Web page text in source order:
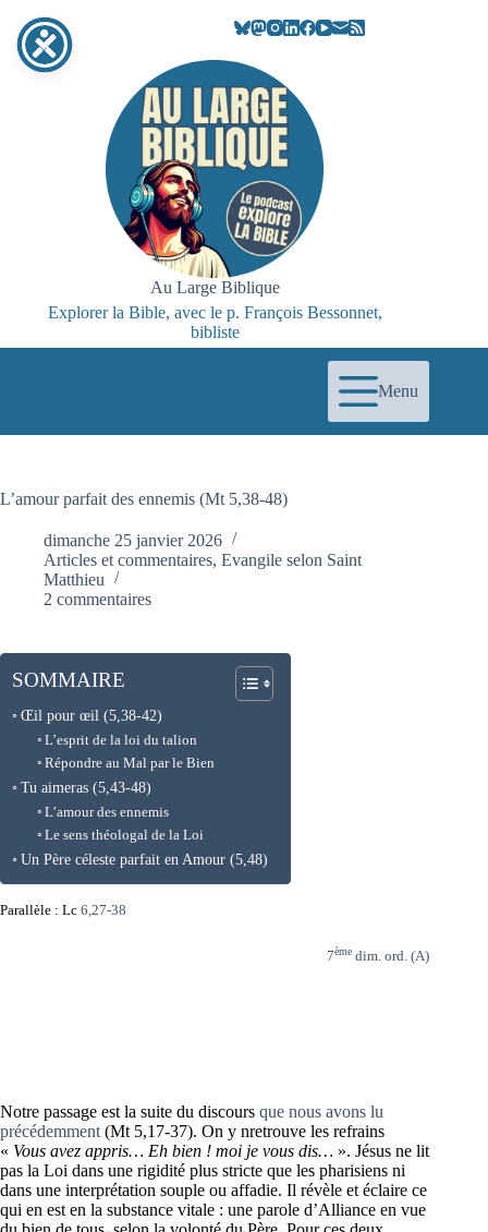
contenu
Au Large Biblique
Explorer la Bible, avec le p. François Bessonnet,
bibliste
Menu
L’amour parfait des ennemis (Mt 5,38-48)
dimanche 25 janvier 2026
Articles et commentaires, Evangile selon Saint
Matthieu
2 commentaires
SOMMAIRE
Œil pour œil (5,38-42)
L’esprit de la loi du talion
Répondre au Mal par le Bien
Tu aimeras (5,43-48)
L’amour des ennemis
Le sens théologal de la Loi
Un Père céleste parfait en Amour (5,48)
Parallèle : Lc 6,27-38
7ème dim. ord. (A)
Notre passage est la suite du discours que nous avons lu
précédemment (Mt 5,17-37). On y nretrouve les refrains
« Vous avez appris… Eh bien ! moi je vous dis… ». Jésus ne lit
pas la Loi dans une rigidité plus stricte que les pharisiens ni
dans une interprétation souple ou affadie. Il révèle et éclaire ce
qui en est en la substance vitale : une parole d’Alliance en vue